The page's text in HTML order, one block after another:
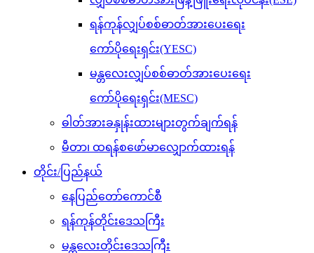
ရန်ကုန်လျှပ်စစ်ဓာတ်အားပေးရေး
ကော်ပိုရေးရှင်း(YESC)
မန္တလေးလျှပ်စစ်ဓာတ်အားပေးရေး
ကော်ပိုရေးရှင်း(MESC)
ဓါတ်အားခနှုန်းထားများတွက်ချက်ရန်
မီတာ၊ ထရန်စဖော်မာလျှောက်ထားရန်
တိုင်း/ပြည်နယ်
နေပြည်တော်ကောင်စီ
ရန်ကုန်တိုင်းဒေသကြီး
မန္တလေးတိုင်းဒေသကြီး